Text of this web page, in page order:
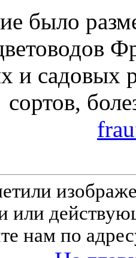
было
и садовых
сортов,
нам по